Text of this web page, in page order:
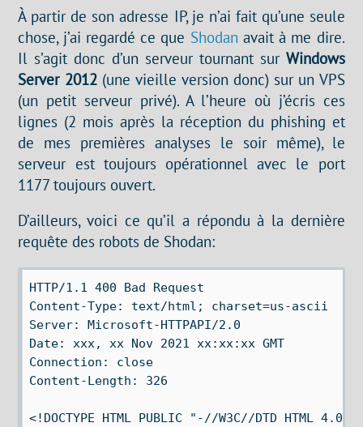
À partir de son adresse IP, je n’ai fait qu’une seule
chose, j’ai regardé ce que Shodan avait à me dire.
Il s’agit donc d’un serveur tournant sur Windows
Server 2012(une vieille version donc) sur un VPS
(un petit serveur privé). A l’heure où j’écris ces
lignes (2 mois après la réception du phishing et
de mes premières analyses le soir même), le
serveur est toujours opérationnel avec le port
1177 toujours ouvert.
D’ailleurs, voici ce qu’il a répondu à la dernière
requête des robots de Shodan:
HTTP/1.1 400 Bad Request
Content-Type: text/html; charset=us-ascii
Server: Microsoft-HTTPAPI/2.0
Date: xxx, xx Nov 2021 xx:xx:xx GMT
Connection: close
Content-Length: 326
<!DOCTYPE HTML PUBLIC "-//W3C//DTD HTML